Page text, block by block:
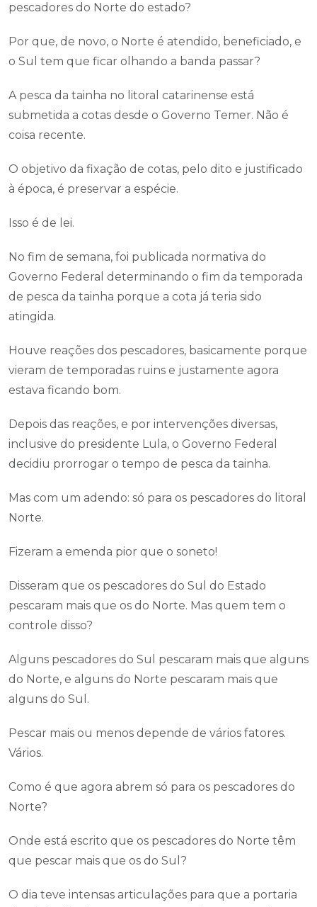
pescadores do Norte do estado?
Por que, de novo, o Norte é atendido, beneficiado, e
o Sul tem que ficar olhando a banda passar?
A pesca da tainha no litoral catarinense está
submetida a cotas desde o Governo Temer. Não é
coisa recente.
O objetivo da fixação de cotas, pelo dito e justificado
à época, é preservar a espécie.
Isso é de lei.
No fim de semana, foi publicada normativa do
Governo Federal determinando o fim da temporada
de pesca da tainha porque a cota já teria sido
atingida.
Houve reações dos pescadores, basicamente porque
vieram de temporadas ruins e justamente agora
estava ficando bom.
Depois das reações, e por intervenções diversas,
inclusive do presidente Lula, o Governo Federal
decidiu prorrogar o tempo de pesca da tainha.
Mas com um adendo: só para os pescadores do litoral
Norte.
Fizeram a emenda pior que o soneto!
Disseram que os pescadores do Sul do Estado
pescaram mais que os do Norte. Mas quem tem o
controle disso?
Alguns pescadores do Sul pescaram mais que alguns
do Norte, e alguns do Norte pescaram mais que
alguns do Sul.
Pescar mais ou menos depende de vários fatores.
Vários.
Como é que agora abrem só para os pescadores do
Norte?
Onde está escrito que os pescadores do Norte têm
que pescar mais que os do Sul?
O dia teve intensas articulações para que a portaria